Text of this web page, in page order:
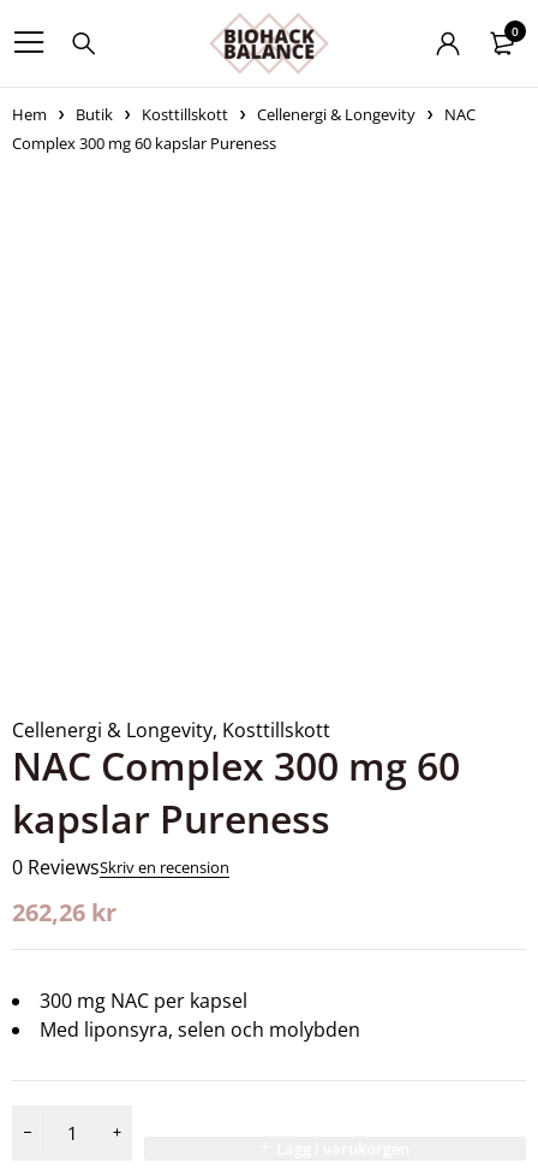
0
Hem Butik Kosttillskott Cellenergi & Longevity
NAC
Complex 300 mg 60 kapslar Pureness
Cellenergi & Longevity, Kosttillskott
NAC Complex 300 mg 60
kapslar Pureness
0 ReviewsSkriv en recension
262,26 kr
300 mg NAC per kapsel
Med liponsyra, selen och molybden